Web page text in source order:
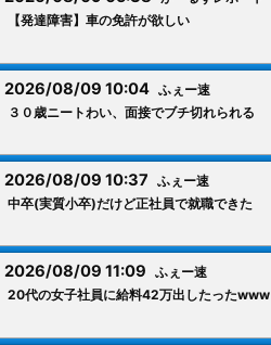
【発達障害】車の免許が欲しい
2026/08/09 10:04ふぇー速
３０歳ニートわい、面接でブチ切れられる
2026/08/09 10:37ふぇー速
中卒(実質小卒)だけど正社員で就職できた
2026/08/09 11:09ふぇー速
20代の女子社員に給料42万出したったwww